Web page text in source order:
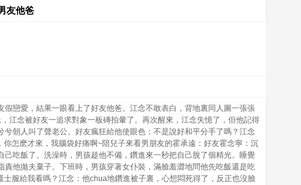
友他爸
戀愛，結果一眼看上了好友他爸。江念不敢表白，背地裏同人圖一張張
江念被好友一追求對象一板磚拍暈了。再次醒來，江念失憶了，但他記得
朝人叫了聲老公。好友瘋狂給他使眼色：不是說好和平分手了嗎？江念
怎麽才來，我腦袋好痛啊~陪兒子來看男朋友的霍承遠：好友霍念寧：沉
吃飯了。洗澡時，男孩趁他不備，鑽進來一秒把自己脫了個精光。睡覺
他拋夫棄子。下班時，男孩穿著女仆裝，滿臉羞澀地問他先吃飯還是吃
服給我看嗎？江念：他chua地鑽進被子裏，心想悶死得了，反正也沒臉